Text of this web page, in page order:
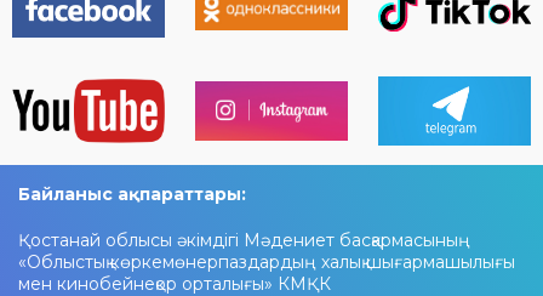
Байланыс ақпараттары:
Қостанай облысы әкімдігі Мәдениет басқармасының
«Облыстық көркемөнерпаздардың халық шығармашылығы
мен кинобейнеқор орталығы» КМҚК